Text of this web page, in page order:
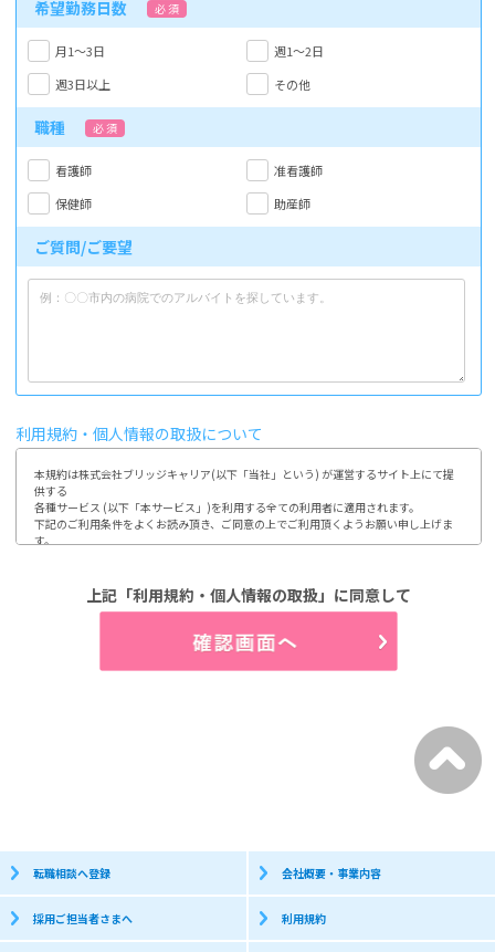
希望勤務日数 必 須
月1～3日
週1～2日
週3日以上
その他
職種 必 須
看護師
准看護師
保健師
助産師
ご質問/ご要望
利用規約・個人情報の取扱について
本規約は株式会社ブリッジキャリア(以下「当社」という) が運営するサイト上にて提
供する
各種サービス (以下「本サービス」)を利用する全ての利用者に適用されます。
下記のご利用条件をよくお読み頂き、ご同意の上でご利用頂くようお願い申し上げま
す。
1.第1条 利用及び登録
利用登録やお申込みは、当社が定める方法によって行って頂きます。
又、登録情報に変更が発生した場合、速やかに登録内容を修正するものとします。
(1)開示などのご請求のお申し出先
2.第2条 個人情報の取り扱い
利用者は、当社のサービス利用にあたって以下の行為を行わないものとします。
(7)有害なコンピュータプログラム等を送信又は他者に提供する行為
(8)他者に対して、無断で広告、宣伝、勧誘などを行う行為
株式会社ブリッジキャリアは、利用者皆様の個人情報取り扱いについて、以下の通り
お知らせします。
上記「利用規約・個人情報の取扱」に同意して
転職相談へ登録 会社概要・事業内容
採用ご担当者さまへ 利用規約